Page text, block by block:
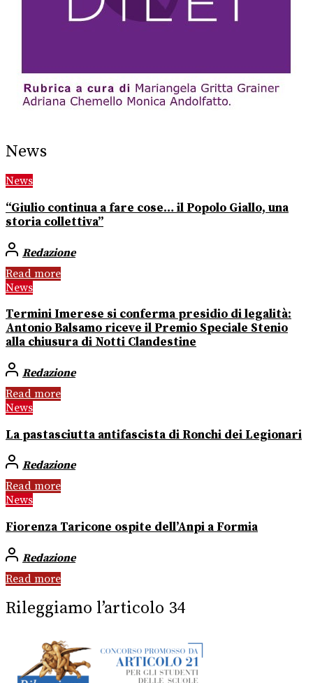
News
News
“Giulio continua a fare cose… il Popolo Giallo, una
storia collettiva”
Redazione
Read more
News
Termini Imerese si conferma presidio di legalità:
Antonio Balsamo riceve il Premio Speciale Stenio
alla chiusura di Notti Clandestine
Redazione
Read more
News
La pastasciutta antifascista di Ronchi dei Legionari
Redazione
Read more
News
Fiorenza Taricone ospite dell’Anpi a Formia
Redazione
Read more
Rileggiamo l’articolo 34